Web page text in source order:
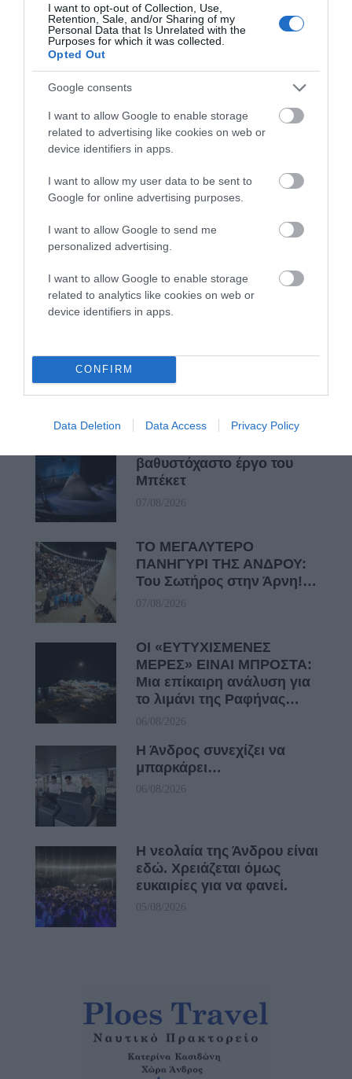
I want to opt-out of Collection, Use,
Retention, Sale, and/or Sharing of my
Personal Data that Is Unrelated with the
Purposes for which it was collected.
Opted Out
Google consents
I want to allow Google to enable storage
related to advertising like cookies on web or
device identifiers in apps.
I want to allow my user data to be sent to
Google for online advertising purposes.
I want to allow Google to send me
personalized advertising.
I want to allow Google to enable storage
related to analytics like cookies on web or
device identifiers in apps.
CONFIRM
Data Deletion Data Access Privacy Policy
Προτεινόμενα άρθρα
ΦΕΣΤΙΒΑΛ ΑΝΔΡΟΥ: Ένα βαθυστόχαστο έργο του
Μπέκετ
Η νεολαία της Άνδρου είναι εδώ. Χρειάζεται όμως
ευκαιρίες για να φανεί.
ΡΑΦΗΝΑ – ΘΕΟΥΤΑ σημειώσατε…
ΣΥΓΚΛΟΝΙΣΤΙΚΟΣ ΑΠΟΧΑΙΡΕΤΙΣΜΟΣ ΣΤΗ
ΚΑΠΕΤΑΝ ΑΝΤΩΝΗ ΒΙΔΑΛΗ
Απαράδεκτη εμπειρία στη Ραφήνα. Φωτογραφίες από την
Πρόσφατα Άρθρα
βαθυστόχαστο έργο του
Μπέκετ
07/08/2026
ΤΟ ΜΕΓΑΛΥΤΕΡΟ
ΠΑΝΗΓΥΡΙ ΤΗΣ ΑΝΔΡΟΥ:
Του Σωτήρος στην Άρνη!…
07/08/2026
ΟΙ «ΕΥΤΥΧΙΣΜΕΝΕΣ
ΜΕΡΕΣ» ΕΙΝΑΙ ΜΠΡΟΣΤΑ:
Μια επίκαιρη ανάλυση για
το λιμάνι της Ραφήνας…
06/08/2026
Η Άνδρος συνεχίζει να
μπαρκάρει…
06/08/2026
Η νεολαία της Άνδρου είναι
εδώ. Χρειάζεται όμως
ευκαιρίες για να φανεί.
05/08/2026